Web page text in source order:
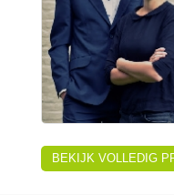
BEKIJK VOLLEDIG